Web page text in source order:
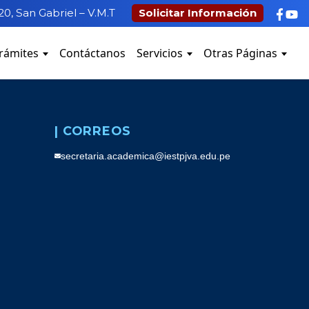
San Gabriel – V.M.T Solicitar Información
Contáctanos Servicios Otras Páginas
| CORREOS
secretaria.academica@iestpjva.edu.pe